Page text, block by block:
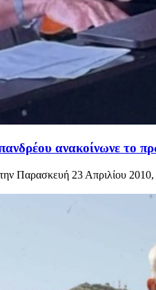
ανακοίνωνε το
Παρασκευή 23 Απριλίου